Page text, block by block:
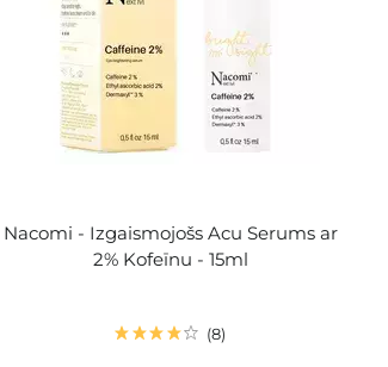
Nacomi - Izgaismojošs Acu Serums ar
2% Kofeīnu - 15ml
8